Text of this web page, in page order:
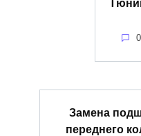
0
Замена
переднего